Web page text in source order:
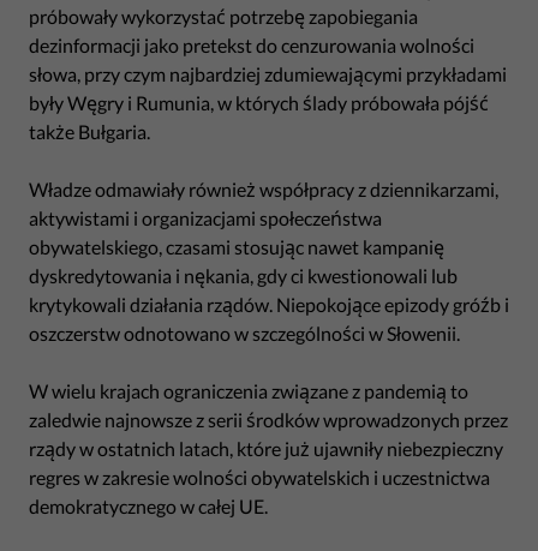
próbowały wykorzystać potrzebę zapobiegania
dezinformacji jako pretekst do cenzurowania wolności
słowa, przy czym najbardziej zdumiewającymi przykładami
były Węgry i Rumunia, w których ślady próbowała pójść
także Bułgaria.
Władze odmawiały również współpracy z dziennikarzami,
aktywistami i organizacjami społeczeństwa
obywatelskiego, czasami stosując nawet kampanię
dyskredytowania i nękania, gdy ci kwestionowali lub
krytykowali działania rządów. Niepokojące epizody gróźb i
oszczerstw odnotowano w szczególności w Słowenii.
W wielu krajach ograniczenia związane z pandemią to
zaledwie najnowsze z serii środków wprowadzonych przez
rządy w ostatnich latach, które już ujawniły niebezpieczny
regres w zakresie wolności obywatelskich i uczestnictwa
demokratycznego w całej UE.